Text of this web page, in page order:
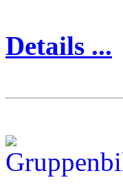
Details ...